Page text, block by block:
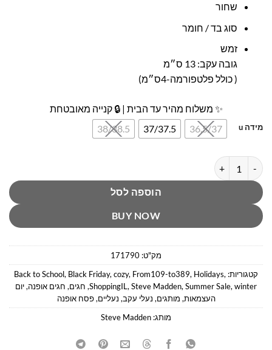
שחור
סוג בד / חומר
זמש
גובה עקב: 13 ס״מ
( כולל פלטפורמה-4ס״מ)
✨ משלוח מהיר עד הבית | 🔒 קנייה מאובטחת
מידה u 36.5/37
37/37.5
38/38.5
כמות של סנדלי נשים שחורים סטיב מאדן
הוספה לסל
BUY NOW
מק"ט: 171790
קטגוריות:
Back to School, Black Friday,cozy, From109-to389, Holidays,
ShoppingIL,Steve Madden,Summer Sale,winter
, חגים, חגים אופנה,יום
העצמאות, מותגים, נעלי עקב, נעליים,פסח אופנה
מותג: Steve Madden